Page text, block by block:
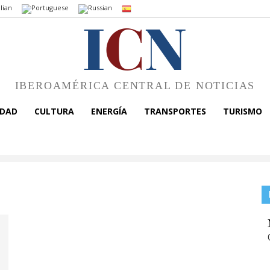
ICN
IBEROAMÉRICA CENTRAL DE NOTICIAS
CULTURA ENERGÍA TRANSPORTES TURISMO